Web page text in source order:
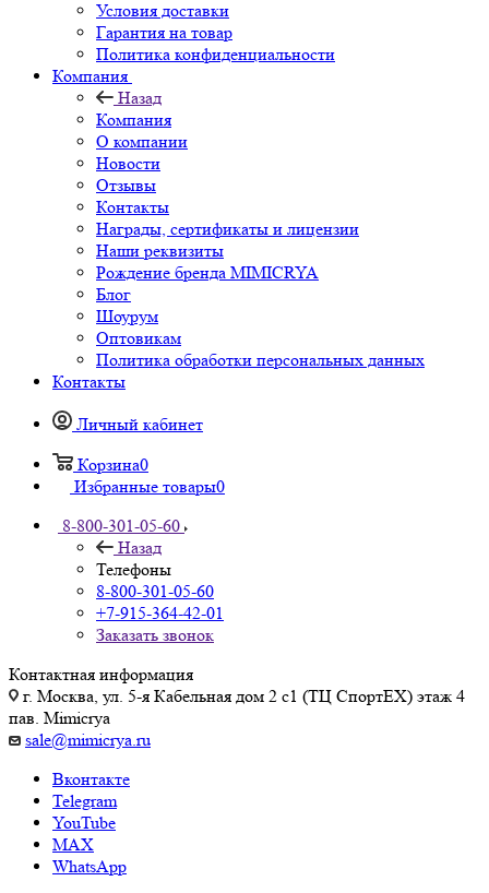
Условия доставки
Гарантия на товар
Политика конфиденциальности
Компания
Назад
Компания
О компании
Новости
Отзывы
Контакты
Награды, сертификаты и лицензии
Наши реквизиты
Рождение бренда MIMICRYA
Блог
Шоурум
Оптовикам
Политика обработки персональных данных
Контакты
Личный кабинет
Корзина0
Избранные товары0
8-800-301-05-60
Назад
Телефоны
8-800-301-05-60
+7-915-364-42-01
Заказать звонок
Контактная информация
г. Москва, ул. 5-я Кабельная дом 2 с1 (ТЦ СпортEX) этаж 4
пав. Mimicrya
sale@mimicrya.ru
Вконтакте
Telegram
YouTube
MAX
WhatsApp